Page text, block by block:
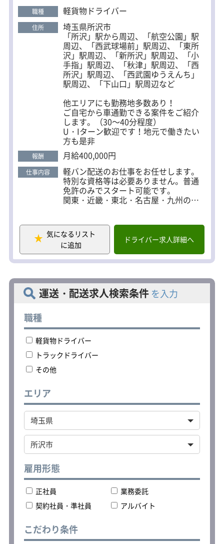
修ルーム、応接室
職種 軽貨物ドライバー
住所 埼玉県所沢市
「所沢」駅から周辺、「航空公園」駅
周辺、「西武球場前」駅周辺、「東所
沢」駅周辺、「新所沢」駅周辺、「小
手指」駅周辺、「秋津」駅周辺、「西
所沢」駅周辺、「西武園ゆうえんち」
駅周辺、「下山口」駅周辺など
他エリアにも勤務地多数あり！
ご自宅から車通勤できる案件をご紹介
します。（30～40分程度）
U・Iターン歓迎です！地元で働きたい
方も是非
報酬 月給400,000円
仕事内容 軽バン配送のお仕事をお任せします。
特別な資格等は必要ありません。普通
免許のみでスタート可能です。
関東・近畿・東北・名古屋・九州の各
をご紹介しますので、お気軽にお問い
合わせください。
＜一日の流れの例＞
▼7：00～8：00 所属している宅配会社
に出勤
▼担当コースの荷物の積込み
▼担当コースの配達
＜車両の持ち込み歓迎＞
車体カラーがシルバーまたはホワイト
の軽自動車（軽バン）を持ち込み可能
持ち込みを希望される方はご応募の際
気になるリスト
に追加
ドライバー求人詳細へ
運送・配送求人検索条件 を入力
職種
軽貨物ドライバー
トラックドライバー
その他
エリア
雇用形態
正社員
業務委託
契約社員・準社員
アルバイト
こだわり条件